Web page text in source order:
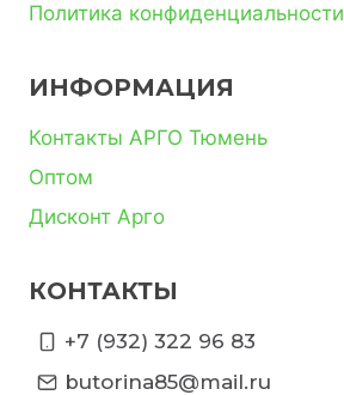
Политика конфиденциальности
ИНФОРМАЦИЯ
Контакты АРГО Тюмень
Оптом
Дисконт Арго
КОНТАКТЫ
+7 (932) 322 96 83
butorina85@mail.ru